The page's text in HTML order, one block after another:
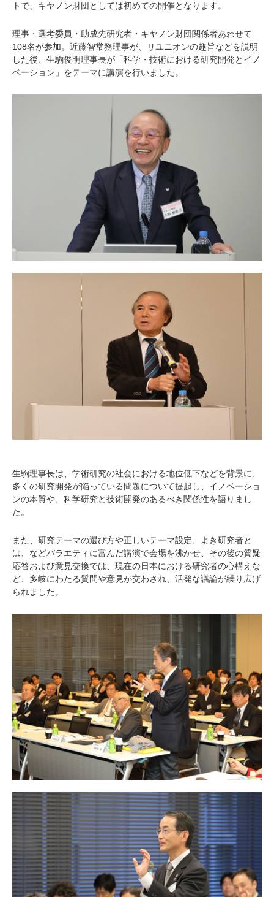
トで、キヤノン財団としては初めての開催となります。
理事・選考委員・助成先研究者・キヤノン財団関係者あわせて
108名が参加。近藤智常務理事が、リユニオンの趣旨などを説明
した後、生駒俊明理事長が「科学・技術における研究開発とイノ
ベーション」をテーマに講演を行いました。
生駒理事長は、学術研究の社会における地位低下などを背景に、
多くの研究開発が陥っている問題について提起し、イノベーショ
ンの本質や、科学研究と技術開発のあるべき関係性を語りまし
た。
また、研究テーマの選び方や正しいテーマ設定、よき研究者と
は、などバラエティに富んだ講演で会場を沸かせ、その後の質疑
応答および意見交換では、現在の日本における研究者の心構えな
ど、多岐にわたる質問や意見が交わされ、活発な議論が繰り広げ
られました。